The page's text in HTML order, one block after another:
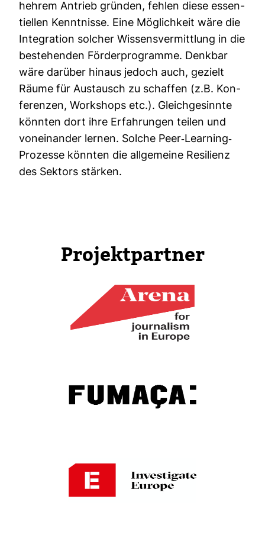
hehrem Antrieb gründen, fehlen diese essen­
ti­ellen Kennt­nisse. Eine Mög­lich­keit wäre die
Inte­gra­tion sol­cher Wis­sens­ver­mitt­lung in die
bestehenden För­der­pro­gramme. Denkbar
wäre dar­über hinaus jedoch auch, gezielt
Räume für Aus­tausch zu schaffen (z.B. Kon­
fe­renzen, Work­shops etc.). Gleich­ge­sinnte
könnten dort ihre Erfah­rungen teilen und
von­ein­ander lernen. Solche Peer-​Lear­ning-​
Pro­zesse könnten die all­ge­meine Resi­lienz
des Sek­tors stärken.
Pro­jekt­partner